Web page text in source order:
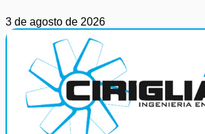
3 de agosto de 2026